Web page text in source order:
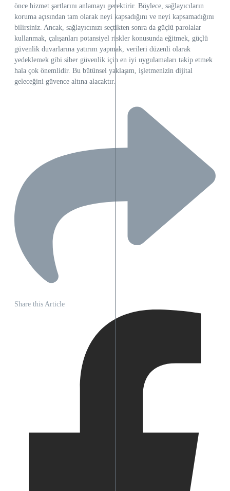
önce hizmet şartlarını anlamayı gerektirir. Böylece, sağlayıcıların
koruma açısından tam olarak neyi kapsadığını ve neyi kapsamadığını
bilirsiniz. Ancak, sağlayıcınızı seçtikten sonra da güçlü parolalar
kullanmak, çalışanları potansiyel riskler konusunda eğitmek, güçlü
güvenlik duvarlarına yatırım yapmak, verileri düzenli olarak
yedeklemek gibi siber güvenlik için en iyi uygulamaları takip etmek
hala çok önemlidir. Bu bütünsel yaklaşım, işletmenizin dijital
geleceğini güvence altına alacaktır.
Share this Article